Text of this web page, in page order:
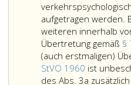
aufgetragen werden.
weiteren innerhalb
Übertretung gemäß §
(auch erstmaligen)
StVO 1960 ist
des Abs. 3a